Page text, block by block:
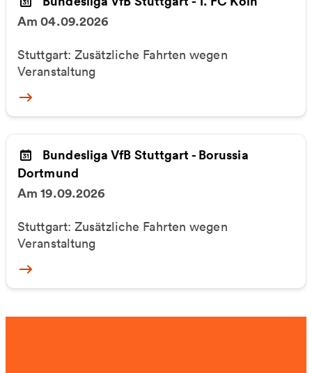
Am 04.09.2026
Stuttgart: Zusätzliche Fahrten wegen
Veranstaltung
More
Bundesliga VfB Stuttgart - Borussia
Dortmund
Am 19.09.2026
Stuttgart: Zusätzliche Fahrten wegen
Veranstaltung
More